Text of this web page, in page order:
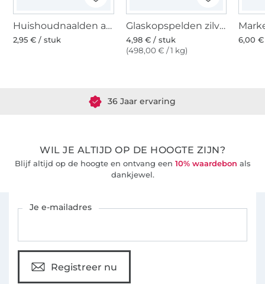
Huishoudnaalden ass. met goudkleurig oog
2,95 € / stuk
Glaskopspelden zilverkleurig ass. kleuren
4,98 € / stuk
(498,00 € / 1 kg)
6,00
36 Jaar ervaring
WIL JE ALTIJD OP DE HOOGTE ZIJN?
Blijf altijd op de hoogte en ontvang een 10% waardebon als
dankjewel.
Je e-mailadres
Registreer nu